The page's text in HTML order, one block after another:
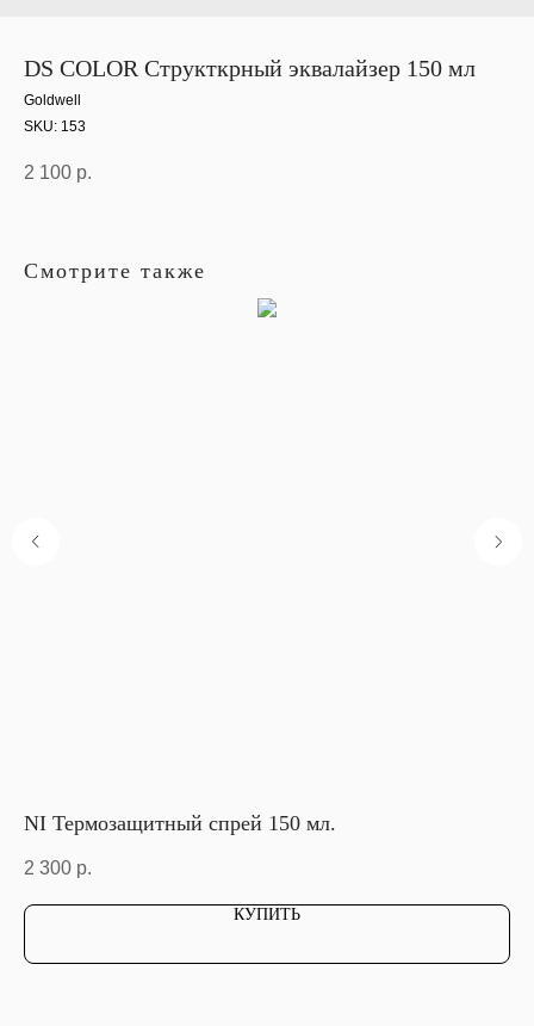
DS COLOR Структкрный эквалайзер 150 мл
Goldwell
SKU: 153
2 100 р.
Смотрите также
NI Термозащитный спрей 150 мл.
2 300 р.
КУПИТЬ